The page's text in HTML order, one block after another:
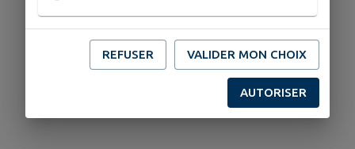
REFUSER VALIDER MON CHOIX
AUTORISER